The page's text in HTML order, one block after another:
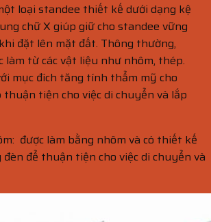
loại standee thiết kế dưới dạng kệ
chữ X giúp giữ cho standee vững
đặt lên mặt đất. Thông thường,
làm từ các vật liệu như nhôm, thép.
mục đích tăng tính thẩm mỹ cho
thuận tiện cho việc di chuyển và lắp
được làm bằng nhôm và có thiết kế
để thuận tiện cho việc di chuyển và